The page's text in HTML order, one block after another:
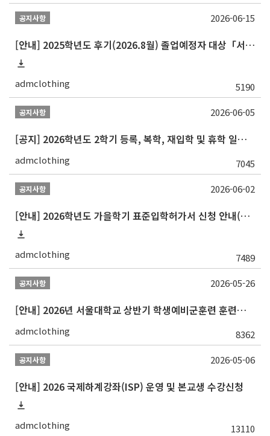
공지사항
[안내] 2025학년도 후기(2026.8월) 졸업예정자 대상「서울대학교 교과인증과정」이수 신청 안내
admclothing 5190
2026-06-15
공지사항
[공지] 2026학년도 2학기 등록, 복학, 재입학 및 휴학 일정 안내
admclothing 7045
2026-06-05
공지사항
[안내] 2026학년도 가을학기 표준입학허가서 신청 안내(재학생/복학생/연구생)
admclothing 7489
2026-06-02
공지사항
[안내] 2026년 서울대학교 상반기 학생예비군훈련 훈련일정 및 훈련으로 인한 학업에 대한 불리한 처우 금지
admclothing 8362
2026-05-26
공지사항
[안내] 2026 국제하계강좌(ISP) 운영 및 본교생 수강신청
admclothing 13110
2026-05-06